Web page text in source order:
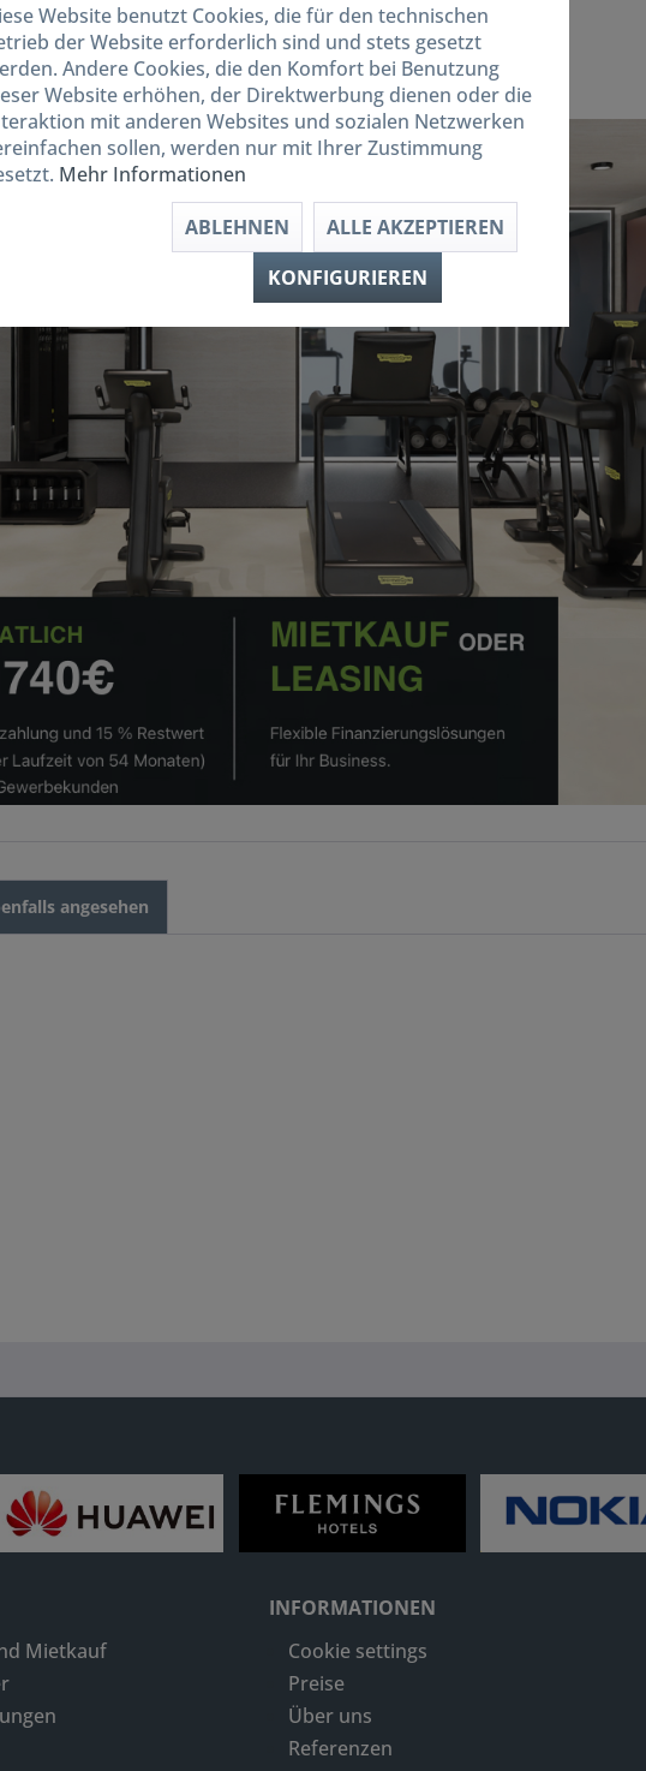
Referenzen Bildung
angesehen
Mietkauf
INFORMATIONEN
Cookie settings
Preise
Über uns
Referenzen
Website benutzt Cookies, die für den technischen
der Website erforderlich sind und stets gesetzt
Andere Cookies, die den Komfort bei Benutzung
Website erhöhen, der Direktwerbung dienen oder die
mit anderen Websites und sozialen Netzwerken
sollen, werden nur mit Ihrer Zustimmung
Mehr Informationen
ABLEHNEN
ALLE AKZEPTIEREN
KONFIGURIEREN